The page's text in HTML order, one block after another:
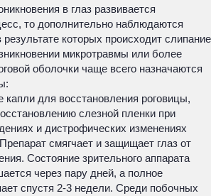
в глаз развивается
то дополнительно наблюдаются
которых происходит слипание
микротравмы или более
оболочки чаще всего назначаются
капли для восстановления роговицы,
слезной пленки при
и дистрофических изменениях
смягчает и защищает глаз от
Состояние зрительного аппарата
через пару дней, а полное
спустя 2-3 недели. Среди побочных